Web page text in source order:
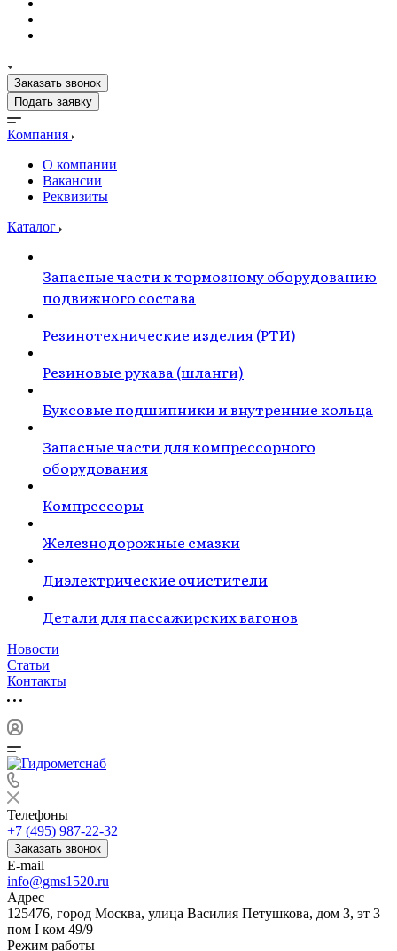
Заказать звонок
Подать заявку
Компания
О компании
Вакансии
Реквизиты
Каталог
Запасные части к тормозному оборудованию
подвижного состава
Резинотехнические изделия (РТИ)
Резиновые рукава (шланги)
Буксовые подшипники и внутренние кольца
Запасные части для компрессорного
оборудования
Компрессоры
Железнодорожные смазки
Диэлектрические очистители
Детали для пассажирских вагонов
Новости
Статьи
Контакты
Телефоны
+7 (495) 987-22-32
Заказать звонок
E-mail
info@gms1520.ru
Адрес
125476, город Москва, улица Василия Петушкова, дом 3, эт 3
пом I ком 49/9
Режим работы